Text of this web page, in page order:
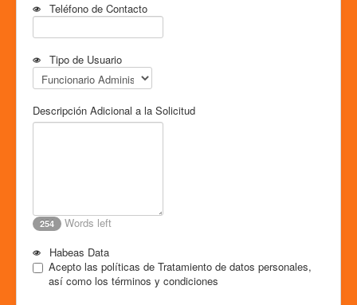
Teléfono de Contacto
Tipo de Usuario
Descripción Adicional a la Solicitud
254
Words left
Habeas Data
Acepto las políticas de Tratamiento de datos personales,
así como los términos y condiciones